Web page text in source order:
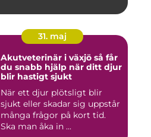
31. maj
Akutveterinär i växjö så får
du snabb hjälp när ditt djur
blir hastigt sjukt
När ett djur plötsligt blir
sjukt eller skadar sig uppstår
många frågor på kort tid.
Ska man åka in ...